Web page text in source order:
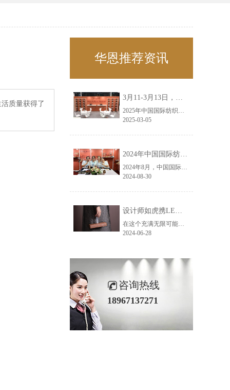
质量获得了
华恩推荐资讯
3月11-3月13日，华恩诚邀您共赴上海面辅料春夏展——华恩
2025年中国国际纺织面料及辅料（春夏）博览会即将盛大开启！感谢您对华恩品牌的关注！3.11-3.13，杭州华恩（LEMONLEE）诚邀您共赴这场春日的宴会！
2025-03-05
2024年中国国际纺织面料及辅料（秋冬）博览会完美收官！——华恩
2024年8月，中国国际纺织面料及辅料（秋冬）博览会完美收官！作为一家拥有30年历史的专业衣架制造商，我们非常荣幸能够参与这一盛会，并在此期间与众多客户进行了广泛而深入的交流。
2024-08-30
设计师如虎携LEMONLEE红雪松礼盒荣获第六届未来·已来香港新锐当代设计奖铜奖
在这个充满无限可能的2024年夏季，LEMONLEE品牌设计师如虎以其非凡的创意与对自然的深刻理解，精心打造的红雪松木球礼盒，在“2024未来·已来——第六届香港新锐当代设计奖”中摘得铜奖。这不仅是对设计师如虎原创设计能力的嘉奖，更是对LEMONLEE品牌的高度认可。
2024-06-28
咨询热线
18967137271